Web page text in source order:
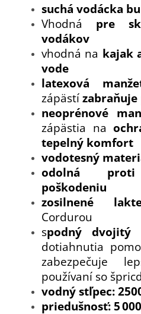
suchá vodácka
Vhodná pre
vodákov
vhodná na kajak
vode
latexová
zápästí
neoprénové
zápästia na
tepelný komfort
vodotesný
odolná proti
poškodeniu
zosilnené
Cordurou
spodný dvojitý
dotiahnutia
zabezpečuje
používaní so
vodný stľpec:
priedušnosť: 5